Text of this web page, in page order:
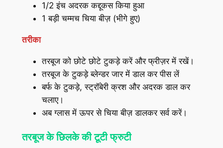
1/2 इंच अदरक कद्दूकस किया हुआ
1 बड़ी चम्मच चिया बीज़ (भीगे हुए)
तरीका
तरबूज को छोटे छोटे टुकड़े करें और फ्रीज़र में रखें।
तरबूज के टुकड़े ब्लेन्डर जार में डाल कर पीस लें
बर्फ के टुकड़े, स्ट्रॉबेरी क्रश और अदरक डाल कर
चलाए।
अब ग्लास में ऊपर से चिया बीज़ डालकर सर्व करें।
तरबूज के छिलकेकीटूटी फ्रुटी